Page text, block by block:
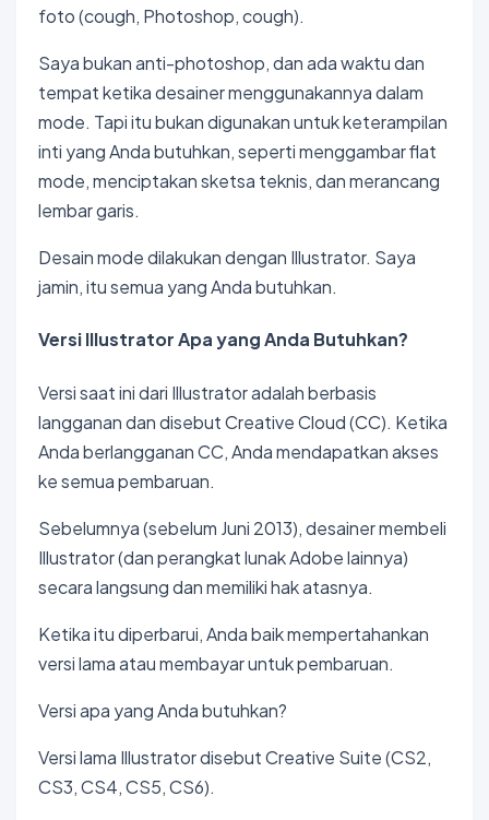
foto (cough, Photoshop, cough).
Saya bukan anti-photoshop, dan ada waktu dan
tempat ketika desainer menggunakannya dalam
mode. Tapi itu bukan digunakan untuk keterampilan
inti yang Anda butuhkan, seperti menggambar flat
mode, menciptakan sketsa teknis, dan merancang
lembar garis.
Desain mode dilakukan dengan Illustrator. Saya
jamin, itu semua yang Anda butuhkan.
Versi Illustrator Apa yang Anda Butuhkan?
Versi saat ini dari Illustrator adalah berbasis
langganan dan disebut Creative Cloud (CC). Ketika
Anda berlangganan CC, Anda mendapatkan akses
ke semua pembaruan.
Sebelumnya (sebelum Juni 2013), desainer membeli
Illustrator (dan perangkat lunak Adobe lainnya)
secara langsung dan memiliki hak atasnya.
Ketika itu diperbarui, Anda baik mempertahankan
versi lama atau membayar untuk pembaruan.
Versi apa yang Anda butuhkan?
Versi lama Illustrator disebut Creative Suite (CS2,
CS3, CS4, CS5, CS6).